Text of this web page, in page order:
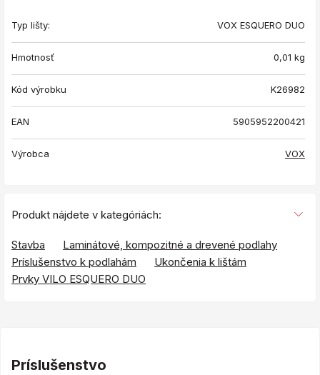
Typ lišty: VOX ESQUERO DUO
Hmotnosť 0,01 kg
Kód výrobku K26982
EAN 5905952200421
Výrobca VOX
Produkt nájdete v kategóriách:
Stavba
Laminátové, kompozitné a drevené podlahy
Príslušenstvo k podlahám
Ukončenia k lištám
Prvky VILO ESQUERO DUO
Príslušenstvo